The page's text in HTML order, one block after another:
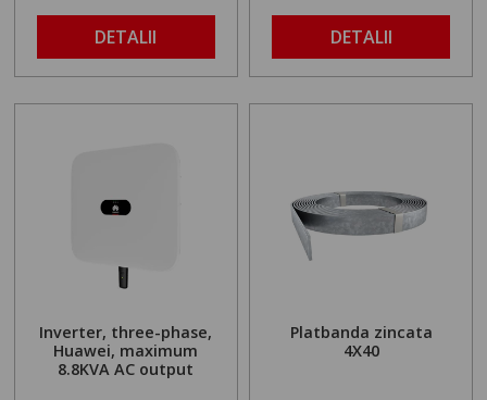
DETALII DETALII
Inverter, three-phase,
Huawei, maximum
8.8KVA AC output
Platbanda zincata
4X40